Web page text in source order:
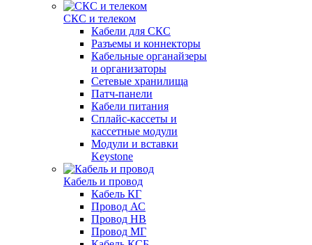
СКС и телеком
Кабели для СКС
Разъемы и коннекторы
Кабельные органайзеры
и организаторы
Сетевые хранилища
Патч-панели
Кабели питания
Сплайс-кассеты и
кассетные модули
Модули и вставки
Keystone
Кабель и провод
Кабель КГ
Провод АС
Провод НВ
Провод МГ